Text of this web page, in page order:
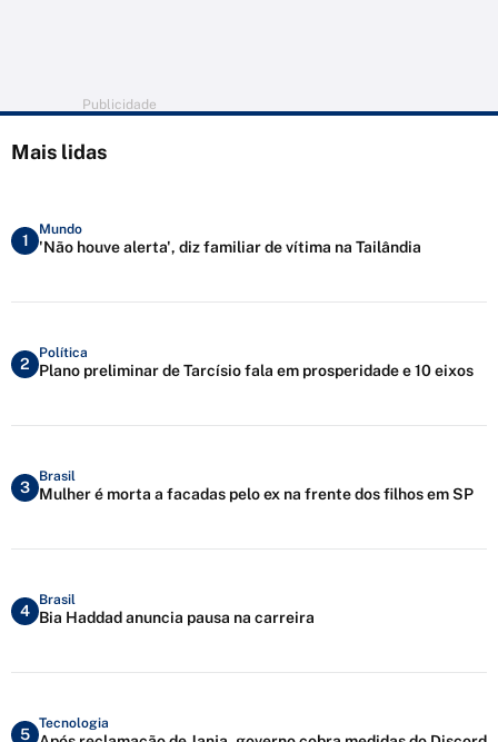
Publicidade
Mais lidas
1
Mundo
'Não houve alerta', diz familiar de vítima na Tailândia
2
Política
Plano preliminar de Tarcísio fala em prosperidade e 10 eixos
3
Brasil
Mulher é morta a facadas pelo ex na frente dos filhos em SP
4
Brasil
Bia Haddad anuncia pausa na carreira
5
Tecnologia